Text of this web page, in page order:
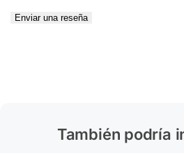
Enviar una reseña
También podría